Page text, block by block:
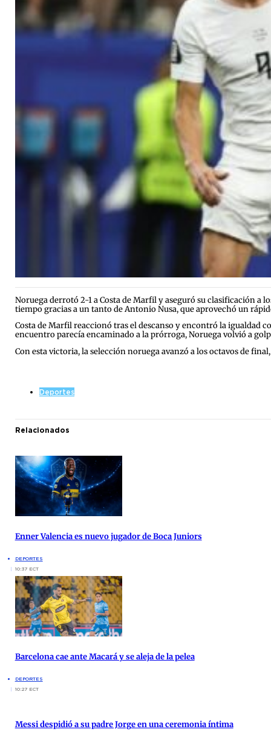
Noruega derrotó 2-1 a Costa de Marfil y aseguró su clasificación
tiempo gracias a un tanto de Antonio Nusa, que aprovechó un
Costa de Marfil reaccionó tras el descanso y encontró la igualdad
encuentro parecía encaminado a la prórroga, Noruega volvió a
Con esta victoria, la selección noruega avanzó a los octavos de
Deportes
Relacionados
Enner Valencia es nuevo jugador de Boca Juniors
DEPORTES
10:37 ECT
Barcelona cae ante Macará y se aleja de la pelea
DEPORTES
10:27 ECT
Messi despidió a su padre Jorge en una ceremonia íntima